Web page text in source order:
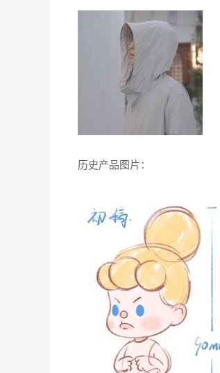
历史产品图片：